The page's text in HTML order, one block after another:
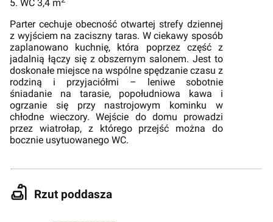
5. WC 3,4 m
Parter cechuje obecność otwartej strefy dziennej
z wyjściem na zaciszny taras. W ciekawy sposób
zaplanowano kuchnię, która poprzez część z
jadalnią łączy się z obszernym salonem. Jest to
doskonałe miejsce na wspólne spędzanie czasu z
rodziną i przyjaciółmi – leniwe sobotnie
śniadanie na tarasie, popołudniowa kawa i
ogrzanie się przy nastrojowym kominku w
chłodne wieczory. Wejście do domu prowadzi
przez wiatrołap, z którego przejść można do
bocznie usytuowanego WC.
Rzut poddasza